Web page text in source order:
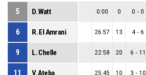
5 D. Watt 0:00 0 0 - 0
6 R. El Amrani 26:57 13 4 - 6
9 L. Chelle 22:58 20 6 - 11
11 V. Ateba 25:45 10 3 - 10